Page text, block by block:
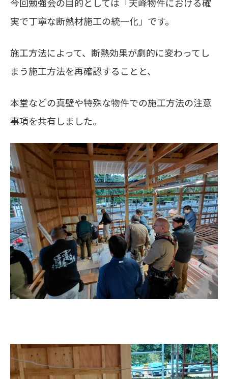
実で丁寧な断熱材施工の統一化」です。
施工方法によって、断熱効果が劇的に変わってし
まう施工方法を再確認することと、
本堂などの真壁や特殊な物件での施工方法の注意
事項を共有しました。